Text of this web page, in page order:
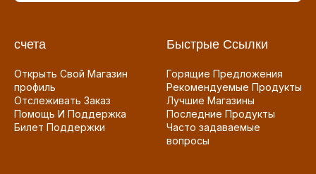
счета
Открыть Свой Магазин
профиль
Отслеживать Заказ
Помощь И Поддержка
Билет Поддержки
Быстрые Ссылки
Горящие Предложения
Рекомендуемые Продукты
Лучшие Магазины
Последние Продукты
Часто задаваемые
вопросы